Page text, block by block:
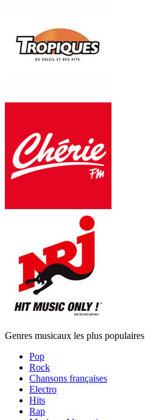
Genres musicaux les plus populaires
Pop
Rock
Chansons françaises
Electro
Hits
Rap